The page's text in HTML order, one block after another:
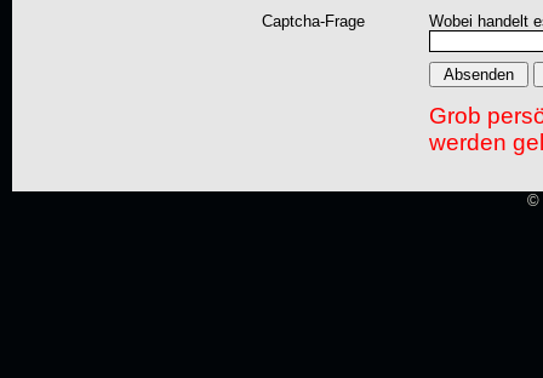
Captcha-Frage Wobei handelt
Grob
werden
©